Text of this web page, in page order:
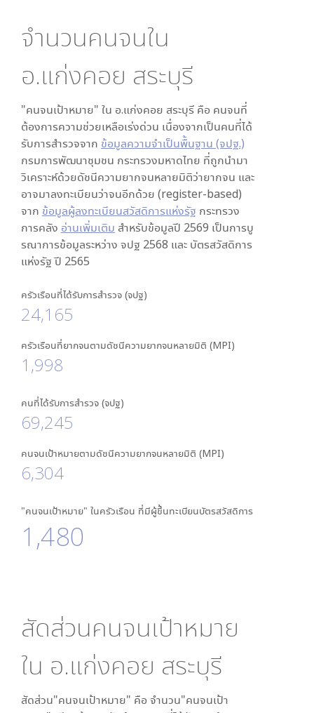
จำนวนคนจนใน
อ.แก่งคอย สระบุรี
"คนจนเป้าหมาย" ใน อ.แก่งคอย สระบุรี คือ คนจนที่
ต้องการความช่วยเหลือเร่งด่วน เนื่องจากเป็นคนที่ได้
รับการสำรวจจาก ข้อมูลความจำเป็นพื้นฐาน (จปฐ.)
กรมการพัฒนาชุมชน กระทรวงมหาดไทย ที่ถูกนำมา
วิเคราะห์ด้วยดัชนีความยากจนหลายมิติว่ายากจน และ
อาจมาลงทะเบียนว่าจนอีกด้วย (register-based)
จาก ข้อมูลผู้ลงทะเบียนสวัสดิการแห่งรัฐ กระทรวง
การคลัง อ่านเพิ่มเติม สำหรับข้อมูลปี 2569 เป็นการบู
รณาการข้อมูลระหว่าง จปฐ 2568 และ บัตรสวัสดิการ
แห่งรัฐ ปี 2565
ครัวเรือนที่ได้รับการสำรวจ (จปฐ)
24,165
ครัวเรือนที่ยากจนตามดัชนีความยากจนหลายมิติ (MPI)
1,998
คนที่ได้รับการสำรวจ (จปฐ)
69,245
คนจนเป้าหมายตามดัชนีความยากจนหลายมิติ (MPI)
6,304
"คนจนเป้าหมาย" ในครัวเรือน ที่มีผู้ขึ้นทะเบียนบัตรสวัสดิการ
1,480
สัดส่วนคนจนเป้าหมาย
ใน อ.แก่งคอย สระบุรี
สัดส่วน"คนจนเป้าหมาย" คือ จำนวน"คนจนเป้า